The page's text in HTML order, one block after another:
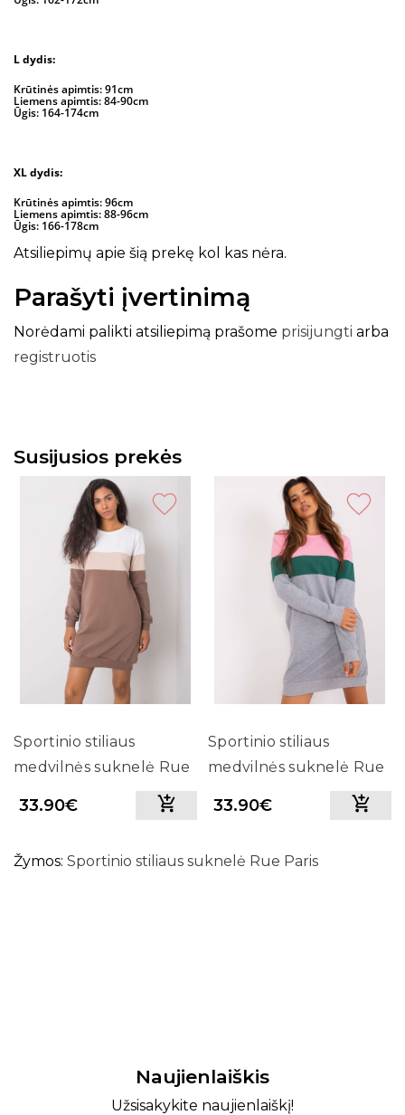
L dydis:
Krūtinės apimtis: 91cm
Liemens apimtis: 84-90cm
Ūgis: 164-174cm
XL dydis:
Krūtinės apimtis: 96cm
Liemens apimtis: 88-96cm
Ūgis: 166-178cm
Atsiliepimų apie šią prekę kol kas nėra.
Parašyti įvertinimą
Norėdami palikti atsiliepimą prašome prisijungti arba
registruotis
Susijusios prekės
Sportinio stiliaus
medvilnės suknelė Rue
33.90€
Sportinio stiliaus
medvilnės suknelė Rue
33.90€
Žymos: Sportinio stiliaus suknelė Rue Paris
Naujienlaiškis
Užsisakykite naujienlaiškį!